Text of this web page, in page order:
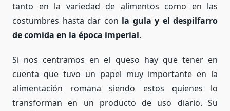
tanto en la variedad de alimentos como en las
costumbres hasta dar con la gula y el despilfarro
de comida en la época imperial.
Si nos centramos en el queso hay que tener en
cuenta que tuvo un papel muy importante en la
alimentación romana siendo estos quienes lo
transforman en un producto de uso diario. Su